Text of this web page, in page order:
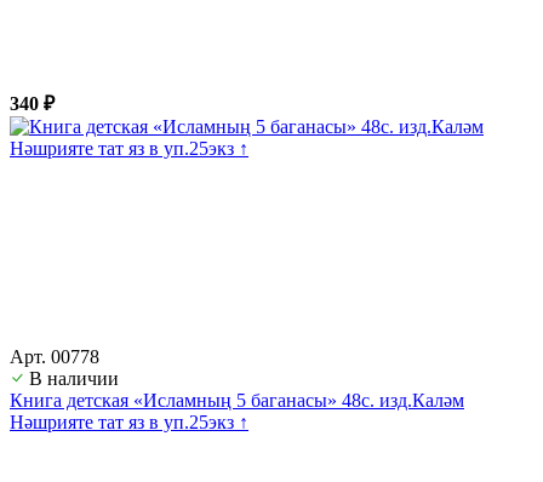
340 ₽
Арт. 00778
В наличии
Книга детская «Исламның 5 баганасы» 48с. изд.Каләм
Нәшрияте тат яз в уп.25экз ↑